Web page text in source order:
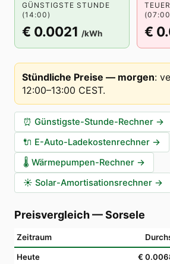
GÜNSTIGSTE STUNDE
(14:00)
€ 0.0021 /kWh €
Stündliche Preise — morgen:
12:00–13:00 CEST.
⏰ Günstigste-Stunde-Rechner →
🔌 E-Auto-Ladekostenrechner →
🌡️ Wärmepumpen-Rechner →
☀️ Solar-Amortisationsrechner →
Preisvergleich—Sorsele
Zeitraum
Heute €